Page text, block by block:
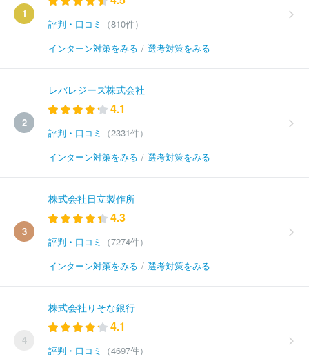
1
評判・口コミ
（810件）
インターン対策をみる / 選考対策をみる
2
レバレジーズ株式会社
4.1
評判・口コミ
（2331件）
インターン対策をみる / 選考対策をみる
3
株式会社日立製作所
4.3
評判・口コミ
（7274件）
インターン対策をみる / 選考対策をみる
4
株式会社りそな銀行
4.1
評判・口コミ
（4697件）